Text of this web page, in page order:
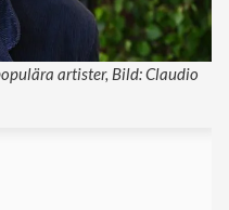
artister, Bild: Claudio